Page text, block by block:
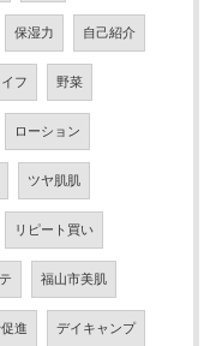
保湿力 自己紹介
フ 野菜
ローション
ツヤ肌肌
リピート買い
福山市美肌
進 デイキャンプ